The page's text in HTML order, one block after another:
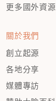
更多國外資源
關於我們
創立起源
各地分享
媒體專訪